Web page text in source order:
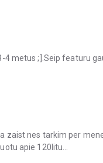
4 metus ;].Seip featuru
zaist nes tarkim per
apie 120litu…